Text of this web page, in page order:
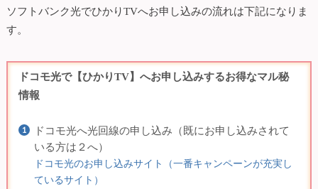
ソフトバンク光でひかりTVへお申し込みの流れは下記になりま
す。
ドコモ光で【ひかりTV】へお申し込みするお得なマル秘
情報
ドコモ光へ光回線の申し込み（既にお申し込みされて
いる方は２へ）
ドコモ光のお申し込みサイト（一番キャンペーンが充実し
ているサイト）